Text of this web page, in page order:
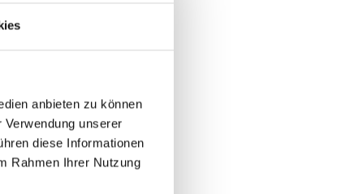
anbieten zu können
unserer
diese Informationen
Rahmen Ihrer Nutzung